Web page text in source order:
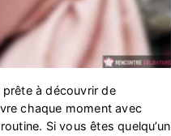
à découvrir de
chaque moment avec
Si vous êtes quelqu’un